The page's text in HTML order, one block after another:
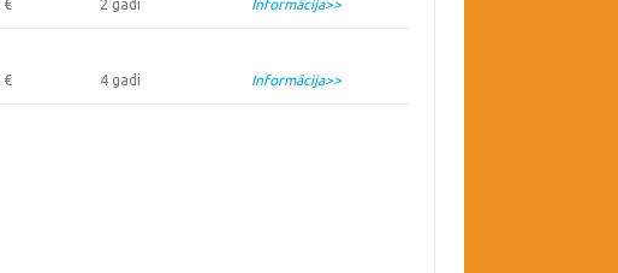
€ 2 gadi Informācija>>
€ 4 gadi Informācija>>